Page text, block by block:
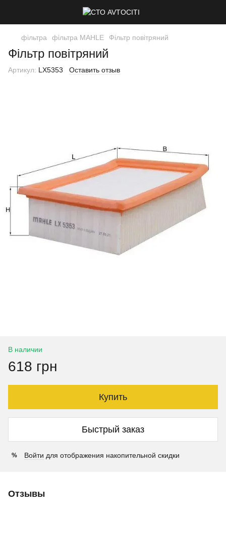
фільтра фільтра MAHLE Фільтр повітряний
Фільтр повітряний
Артикул: LX5353 Оставить отзыв
В наличии
618 грн
Купить
Быстрый заказ
% Войти для отображения накопительной скидки
Отзывы